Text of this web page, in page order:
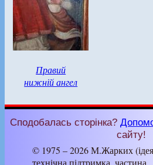
Правий
нижній ангел
Сподобалась сторінка?
сайту!
© 1975 – 2026 М.Жарких
технічна підтримка, частина